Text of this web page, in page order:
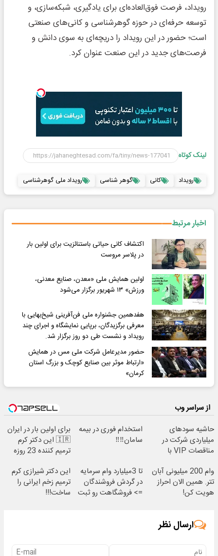
رویداد، فرصت فوق‌العاده‌ای برای یادگیری، شبکه‌سازی، و
توسعه حرفه‌ای در حوزه گوهرشناسی و کانی‌های صنعتی
است؛ حضور در این رویداد را دریچه‌ای به سوی دانش و
فرصت‌های جدید در این صنعت عنوان کرد.
لینک کوتاه
رویداد کانی گوهر شناسی رویداد ملی گوهرشناسی
اخبار مرتبط
اکتشاف کانی حیاتی باستنائزیت برای اولین بار
در پلاسر مروست
اولین همایش ملی «معدن، صنایع معدنی،
ورزش» ۱۳ شهریور برگزار می‌شود
هفدهمین جشنواره ملی فن‌آفرینی شیخ‌بهایی با
معرفی برگزیدگان، برپایی نمایشگاه و اجرای چند
رویداد و نشست طی دو روز برگزار شد.
حضور مدیرعامل شرکت ملی مس در همایش
«ارتباط موثر بین صنایع کوچک و بزرگ استان
کرمان»
از سراسر وب
حاشیه سودهای
میلیاردی شرکت در
مناقصات VIP با
استخدام فوری در بیمه
سامان‼️‼️
برای اولین بار در ایران
🇮🇷 این دکتر کرم
ترمیم کننده 23 روزه
وام 200 میلیونی آبان
تتر. همین الان احراز
هویت کن!
تا 3میلیارد وام سرمایه
در گردش فروشندگان
=> فروشگاهت رو ثبت
این دکتر شیرازی کرم
ترمیم زخم ایرانی را
ساخت!!!
ارسال نظر